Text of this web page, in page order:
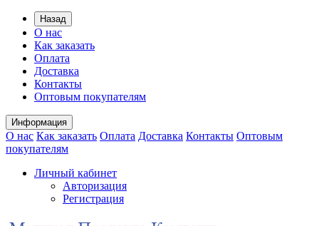
Назад
О нас
Как заказать
Оплата
Доставка
Контакты
Оптовым покупателям
Информация
О нас Как заказать Оплата Доставка Контакты Оптовым
покупателям
Личный кабинет
Авторизация
Регистрация